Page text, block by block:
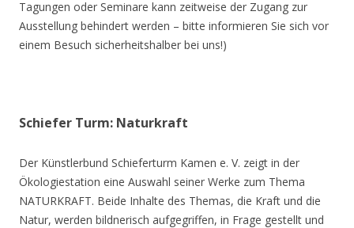
Tagungen oder Seminare kann zeitweise der Zugang zur
Ausstellung behindert werden – bitte informieren Sie sich vor
einem Besuch sicherheitshalber bei uns!)
Schiefer Turm: Naturkraft
Der Künstlerbund Schieferturm Kamen e. V. zeigt in der
Ökologiestation eine Auswahl seiner Werke zum Thema
NATURKRAFT. Beide Inhalte des Themas, die Kraft und die
Natur, werden bildnerisch aufgegriffen, in Frage gestellt und